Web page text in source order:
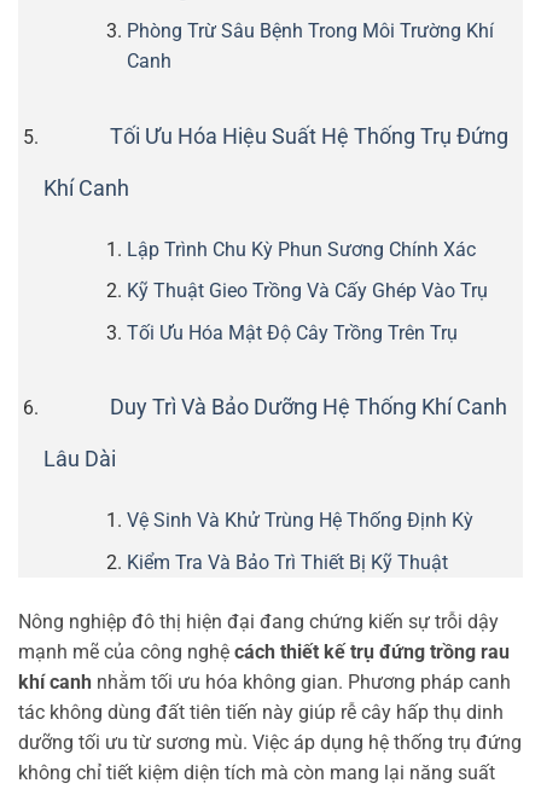
Phòng Trừ Sâu Bệnh Trong Môi Trường Khí
Canh
Tối Ưu Hóa Hiệu Suất Hệ Thống Trụ Đứng
Khí Canh
Lập Trình Chu Kỳ Phun Sương Chính Xác
Kỹ Thuật Gieo Trồng Và Cấy Ghép Vào Trụ
Tối Ưu Hóa Mật Độ Cây Trồng Trên Trụ
Duy Trì Và Bảo Dưỡng Hệ Thống Khí Canh
Lâu Dài
Vệ Sinh Và Khử Trùng Hệ Thống Định Kỳ
Kiểm Tra Và Bảo Trì Thiết Bị Kỹ Thuật
Nông nghiệp đô thị hiện đại đang chứng kiến sự trỗi dậy
mạnh mẽ của công nghệ cách thiết kế trụ đứng trồng rau
khí canh nhằm tối ưu hóa không gian. Phương pháp canh
tác không dùng đất tiên tiến này giúp rễ cây hấp thụ dinh
dưỡng tối ưu từ sương mù. Việc áp dụng hệ thống trụ đứng
không chỉ tiết kiệm diện tích mà còn mang lại năng suất